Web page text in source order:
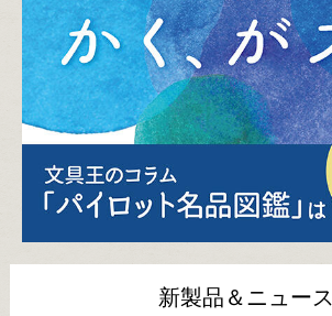
新製品＆ニュース